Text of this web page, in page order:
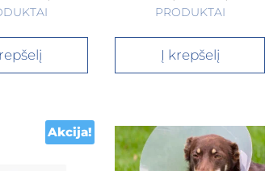
PRODUKTAI
Į krepšelį
Akcija!